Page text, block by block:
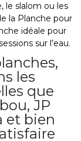
le slalom ou les
la Planche pour
idéale pour
sur l’eau.
les
que
JP
et bien
×
?